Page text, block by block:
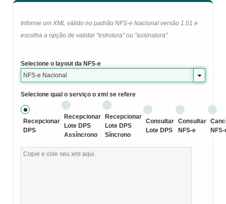
Informe um XML válido no padrão NFS-e Nacional versão 1.01 e
escolha a opção de validar "estrutura" ou "assinatura".
Selecione o layout da NFS-e
NFS-e Nacional
Selecione qual o serviço o xml se refere
Recepcionar
DPS
Recepcionar
Lote DPS
Assíncrono
Recepcionar
Lote DPS
Síncrono
Consultar
Lote DPS
Consultar
NFS-e
NFS-